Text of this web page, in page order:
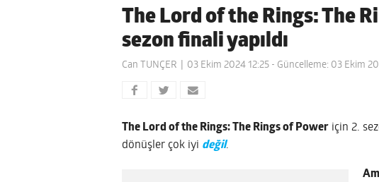
The Lord of the Rings: The
sezon finali yapıldı
Can TUNÇER 03 Ekim 2024 12:25 - Güncelleme: 03 Ekim
The Lord of the Rings: The Rings of Power için 2.
dönüşler çok iyi değil.